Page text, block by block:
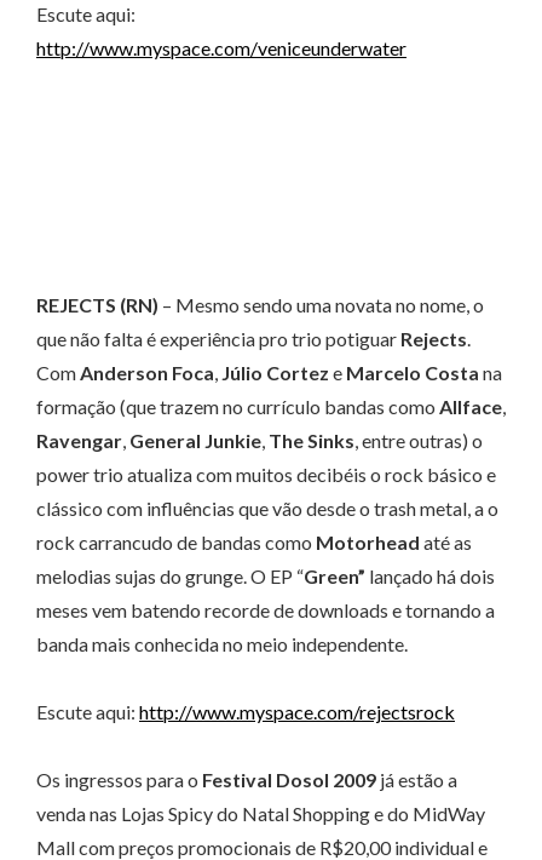
Escute aqui:
http://www.myspace.com/veniceunderwater
REJECTS (RN) – Mesmo sendo uma novata no nome, o
que não falta é experiência pro trio potiguar Rejects.
ComAnderson Foca, Júlio Cortez e Marcelo Costa na
formação (que trazem no currículo bandas como Allface,
Ravengar, General Junkie, The Sinks, entre outras) o
power trio atualiza com muitos decibéis o rock básico e
clássico com influências que vão desde o trash metal, a o
rock carrancudo de bandas como Motorhead até as
melodias sujas do grunge. O EP “Green” lançado há dois
meses vem batendo recorde de downloads e tornando a
banda mais conhecida no meio independente.
Escute aqui: http://www.myspace.com/rejectsrock
Os ingressos para o Festival Dosol 2009 já estão a
venda nas Lojas Spicy do Natal Shopping e do MidWay
Mall com preços promocionais de R$20,00 individual e